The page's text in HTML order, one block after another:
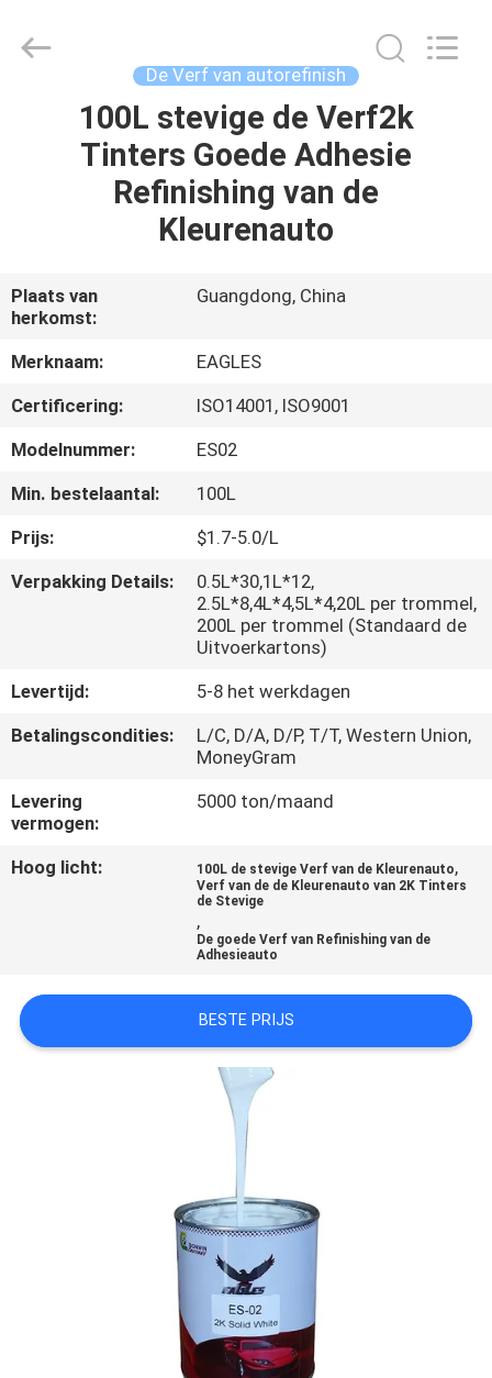
PRODUCTEN
ONS
FABRIEKSREIS
KWALITEITSCONTROLE
CONTACTEER
ONS
VERZOEK
OM
CITAAT
SITEMAP
Co.,Ltd..
De Verf van autorefinish
100L stevige de Verf2k
Tinters Goede Adhesie
Refinishing van de
Kleurenauto
Plaats van
herkomst:
Guangdong, China
Merknaam:
EAGLES
Certificering:
ISO14001, ISO9001
Modelnummer:
ES02
Min. bestelaantal:
100L
Prijs:
$1.7-5.0/L
Verpakking Details:
0.5L*30,1L*12,
2.5L*8,4L*4,5L*4,20L per trommel,
200L per trommel (Standaard de
Uitvoerkartons)
Levertijd:
5-8 het werkdagen
Betalingscondities:
L/C, D/A, D/P, T/T, Western Union,
MoneyGram
Levering
vermogen:
5000 ton/maand
Hoog licht: 100L de stevige Verf van de Kleurenauto,
Verf van de de Kleurenauto van 2K Tinters
de Stevige
,
De goede Verf van Refinishing van de
Adhesieauto
BESTE PRIJS